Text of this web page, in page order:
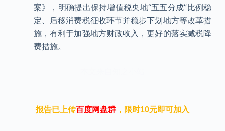
案》，明确提出保持增值税央地“五五分成”比例稳
定、后移消费税征收环节并稳步下划地方等改革措
施，有利于加强地方财政收入，更好的落实减税降
费措施。
报告已上传百度网盘群，限时10元即可加入